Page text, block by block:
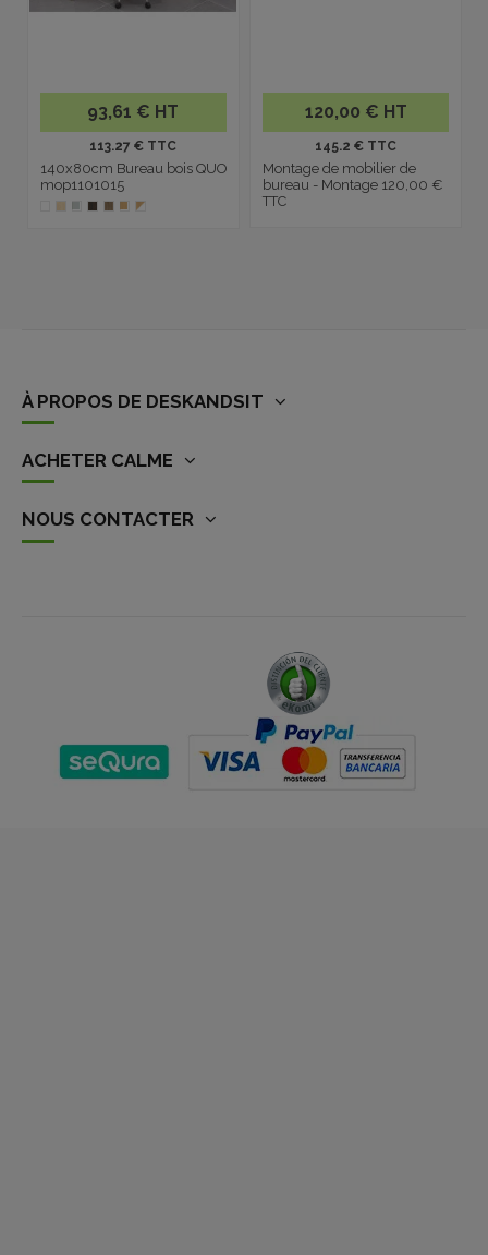
93,61 € HT
113.27 € TTC
140x80cm Bureau bois QUO
mop1101015
120,00 € HT
145.2 € TTC
Montage de mobilier de
bureau - Montage 120,00 €
TTC
À PROPOS DE DESKANDSIT
ACHETER CALME
NOUS CONTACTER